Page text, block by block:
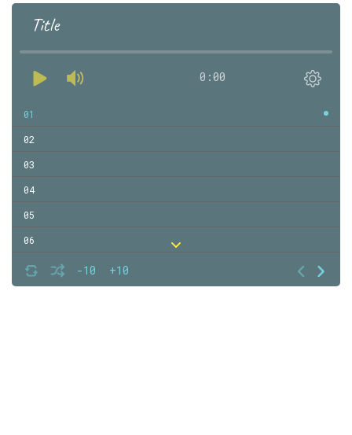
Title
0:00
-10 +10
01
02
03
04
05
06
07
08